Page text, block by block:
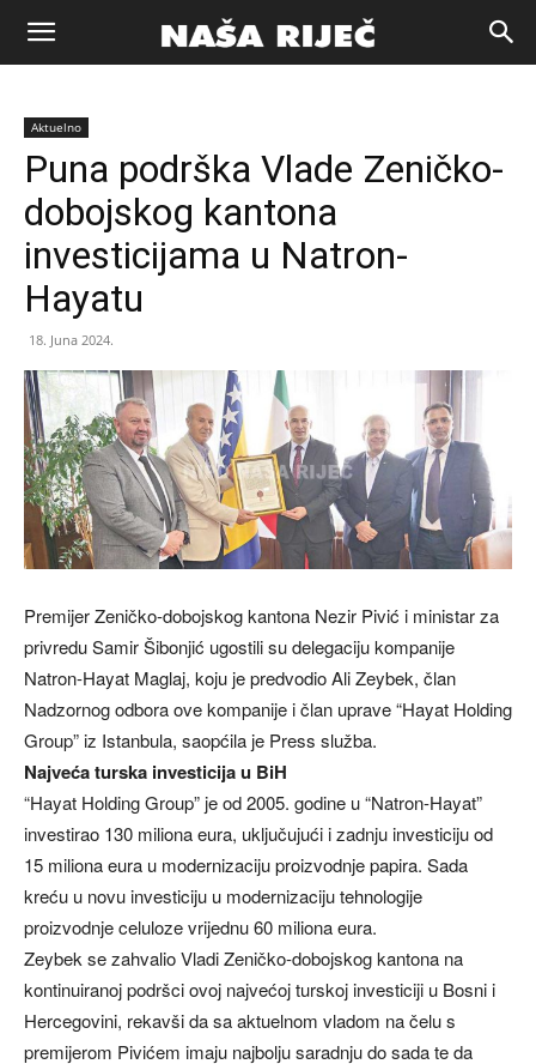
Naša
riječ
Zenica
Aktuelno
Puna podrška Vlade Zeničko-
dobojskog kantona
investicijama u Natron-
Hayatu
18. Juna 2024.
Premijer Zeničko-dobojskog kantona Nezir Pivić i ministar za
privredu Samir Šibonjić ugostili su delegaciju kompanije
Natron-Hayat Maglaj, koju je predvodio Ali Zeybek, član
Nadzornog odbora ove kompanije i član uprave “Hayat Holding
Group” iz Istanbula, saopćila je Press služba.
Najveća turska investicija u BiH
“Hayat Holding Group” je od 2005. godine u “Natron-Hayat”
investirao 130 miliona eura, uključujući i zadnju investiciju od
15 miliona eura u modernizaciju proizvodnje papira. Sada
kreću u novu investiciju u modernizaciju tehnologije
proizvodnje celuloze vrijednu 60 miliona eura.
Zeybek se zahvalio Vladi Zeničko-dobojskog kantona na
kontinuiranoj podršci ovoj najvećoj turskoj investiciji u Bosni i
Hercegovini, rekavši da sa aktuelnom vladom na čelu s
premijerom Pivićem imaju najbolju saradnju do sada te da